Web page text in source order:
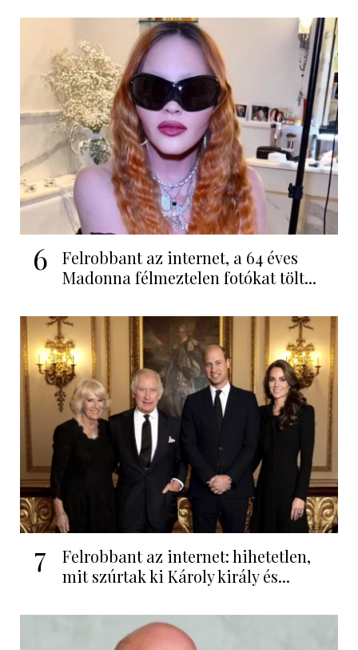
6
Felrobbant az internet, a 64 éves
Madonna félmeztelen fotókat tölt...
7
Felrobbant az internet: hihetetlen,
mit szúrtak ki Károly király és...